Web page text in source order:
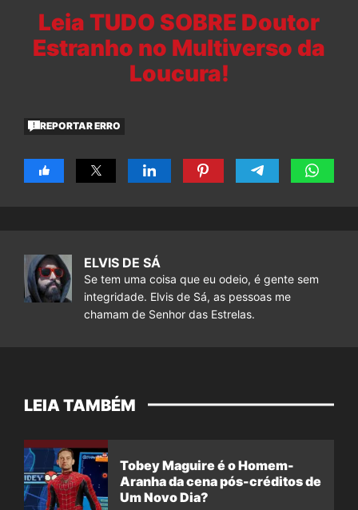
Leia TUDO SOBRE Doutor
Estranho no Multiverso da
Loucura!
REPORTAR ERRO
ELVIS DE SÁ
Se tem uma coisa que eu odeio, é gente sem
integridade. Elvis de Sá, as pessoas me
chamam de Senhor das Estrelas.
LEIA TAMBÉM
Tobey Maguire é o Homem-
Aranha da cena pós-créditos de
Um Novo Dia?